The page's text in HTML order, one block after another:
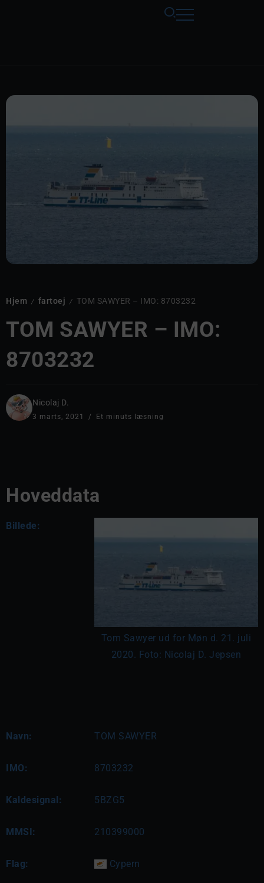
Hjem / fartoej / TOM SAWYER – IMO: 8703232
TOM SAWYER – IMO:
8703232
Nicolaj D.
3 marts, 2021 Et minuts læsning
Hoveddata
Billede:
Tom Sawyer ud for Møn d. 21. juli
2020. Foto: Nicolaj D. Jepsen
Navn: TOM SAWYER
IMO: 8703232
Kaldesignal: 5BZG5
MMSI: 210399000
Flag: Cypern